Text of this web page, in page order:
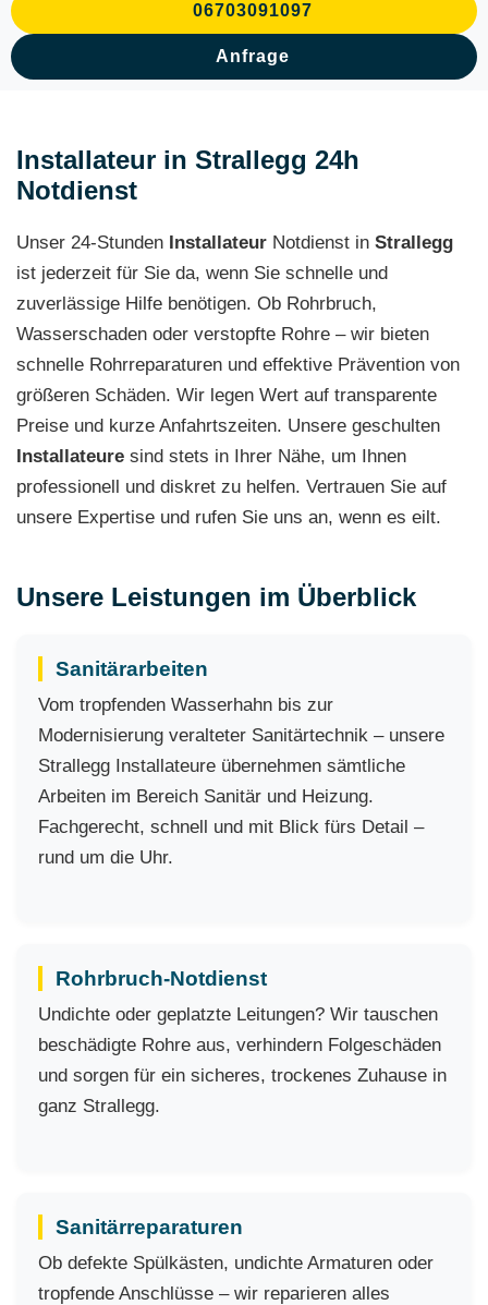
06703091097
Anfrage
Installateur in Strallegg 24h
Notdienst
Unser 24-Stunden Installateur Notdienst in Strallegg
ist jederzeit für Sie da, wenn Sie schnelle und
zuverlässige Hilfe benötigen. Ob Rohrbruch,
Wasserschaden oder verstopfte Rohre – wir bieten
schnelle Rohrreparaturen und effektive Prävention von
größeren Schäden. Wir legen Wert auf transparente
Preise und kurze Anfahrtszeiten. Unsere geschulten
Installateure sind stets in Ihrer Nähe, um Ihnen
professionell und diskret zu helfen. Vertrauen Sie auf
unsere Expertise und rufen Sie uns an, wenn es eilt.
Unsere Leistungen im Überblick
Sanitärarbeiten
Vom tropfenden Wasserhahn bis zur
Modernisierung veralteter Sanitärtechnik – unsere
Strallegg Installateure übernehmen sämtliche
Arbeiten im Bereich Sanitär und Heizung.
Fachgerecht, schnell und mit Blick fürs Detail –
rund um die Uhr.
Rohrbruch-Notdienst
Undichte oder geplatzte Leitungen? Wir tauschen
beschädigte Rohre aus, verhindern Folgeschäden
und sorgen für ein sicheres, trockenes Zuhause in
ganz Strallegg.
Sanitärreparaturen
Ob defekte Spülkästen, undichte Armaturen oder
tropfende Anschlüsse – wir reparieren alles